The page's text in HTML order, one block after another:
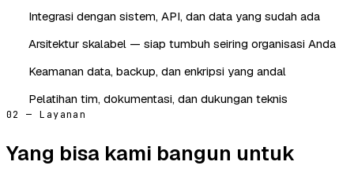
Integrasi dengan sistem, API, dan data yang sudah ada
Arsitektur skalabel — siap tumbuh seiring organisasi Anda
Keamanan data, backup, dan enkripsi yang andal
Pelatihan tim, dokumentasi, dan dukungan teknis
02 — Layanan
Yang bisa kami bangun untuk